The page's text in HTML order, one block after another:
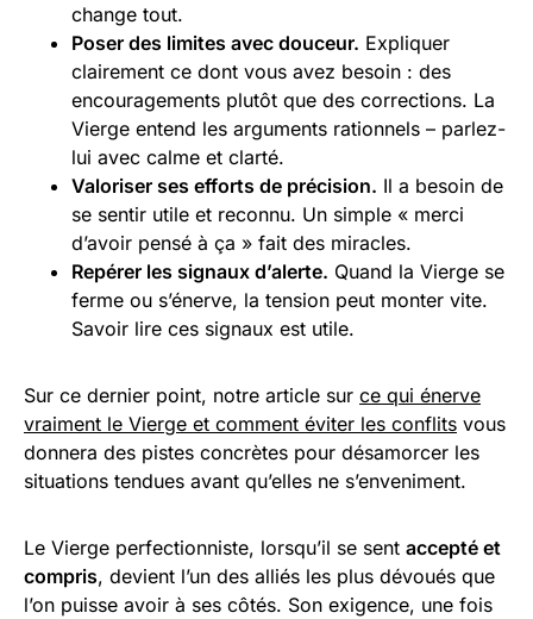
change tout.
Poser des limites avec douceur. Expliquer
clairement ce dont vous avez besoin : des
encouragements plutôt que des corrections. La
Vierge entend les arguments rationnels – parlez-
lui avec calme et clarté.
Valoriser ses efforts de précision. Il a besoin de
se sentir utile et reconnu. Un simple « merci
d’avoir pensé à ça » fait des miracles.
Repérer les signaux d’alerte. Quand la Vierge se
ferme ou s’énerve, la tension peut monter vite.
Savoir lire ces signaux est utile.
Sur ce dernier point, notre article sur ce qui énerve
vraiment le Vierge et comment éviter les conflits vous
donnera des pistes concrètes pour désamorcer les
situations tendues avant qu’elles ne s’enveniment.
Le Vierge perfectionniste, lorsqu’il se sent accepté et
compris, devient l’un des alliés les plus dévoués que
l’on puisse avoir à ses côtés. Son exigence, une fois